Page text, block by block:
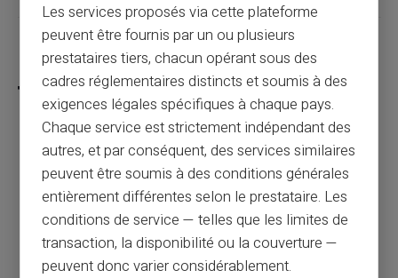
Partager cet article
Comment bloquer un prélèvement : tout ce
qu'il faut savoir
Article précédent
Les services proposés via cette plateforme
peuvent être fournis par un ou plusieurs
prestataires tiers, chacun opérant sous des
cadres réglementaires distincts et soumis à des
exigences légales spécifiques à chaque pays.
Chaque service est strictement indépendant des
autres, et par conséquent, des services similaires
peuvent être soumis à des conditions générales
entièrement différentes selon le prestataire. Les
conditions de service — telles que les limites de
transaction, la disponibilité ou la couverture —
peuvent donc varier considérablement.